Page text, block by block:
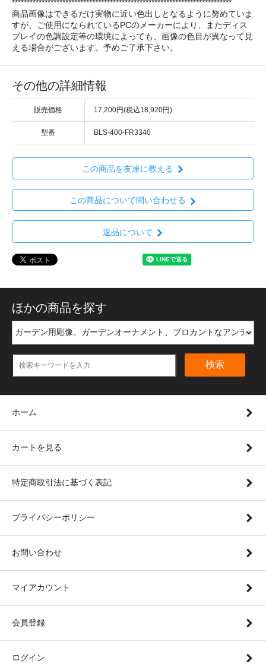
**************************************************************************
商品画像はできるだけ実物に近い色出しとなるように努めていま
すが、ご使用になられているPCのメーカーにより、またディス
プレイの色調設定等の環境によっても、画像の色目が異なって見
える場合がございます。予めご了承下さい。
その他の詳細情報
販売価格 17,200円(税込18,920円)
型番 BLS-400-FR3340
この商品を友達に教える
この商品について問い合わせる
返品について
ほかの商品を探す
検索
ホーム
カートを見る
特定商取引法に基づく表記
プライバシーポリシー
お問い合わせ
マイアカウント
会員登録
ログイン